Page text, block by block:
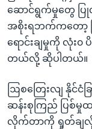
ဆောင်ရွက်မှုတွေ ပ
အစိုးရဘက်ကတော့
ရောင်းချမှုကို လုံး၀
တယ်လို့ ဆိုပါတယ်။
ဩစတြေးလျ နိုင်ငံခ
ဆန်းစုကြည် ပြစ်မှုထ
လိုက်တာကို ရှုတ်ချလို